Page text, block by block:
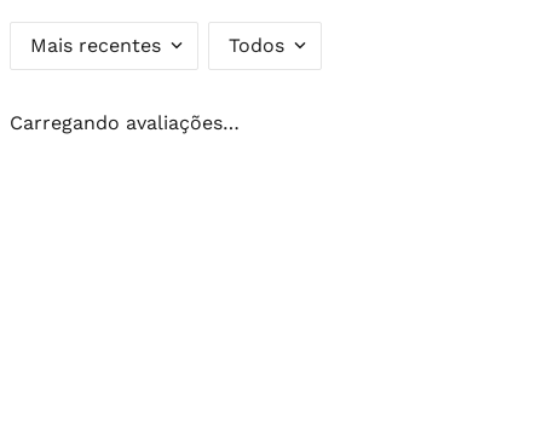
Mais recentes Todos
Carregando avaliações…